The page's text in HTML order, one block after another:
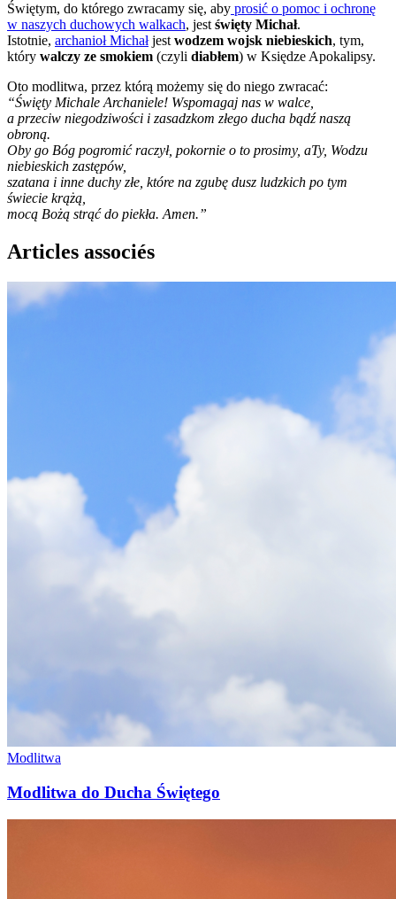
Świętym, do którego zwracamy się, aby prosić o pomoc i ochronę
w naszych duchowych walkach, jest święty Michał.
Istotnie, archanioł Michałjest wodzem wojsk niebieskich, tym,
który walczy ze smokiem (czyli diabłem) w Księdze Apokalipsy.
Oto modlitwa, przez którą możemy się do niego zwracać:
“Święty Michale Archaniele! Wspomagaj nas w walce,
a przeciw niegodziwości i zasadzkom złego ducha bądź naszą
obroną.
Oby go Bóg pogromić raczył, pokornie o to prosimy, aTy, Wodzu
niebieskich zastępów,
szatana i inne duchy złe, które na zgubę dusz ludzkich po tym
świecie krążą,
mocą Bożą strąć do piekła. Amen.”
Articles associés
Modlitwa
Modlitwa do Ducha Świętego